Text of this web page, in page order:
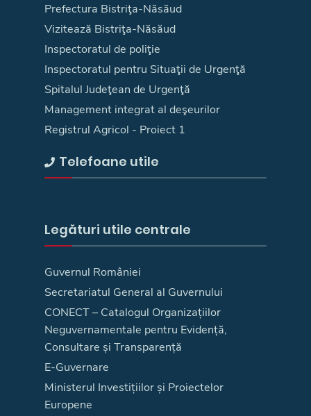
Prefectura Bistriţa-Năsăud
Vizitează Bistriţa-Năsăud
Inspectoratul de poliţie
Inspectoratul pentru Situaţii de Urgenţă
Spitalul Judeţean de Urgenţă
Management integrat al deşeurilor
Registrul Agricol - Proiect 1
Telefoane utile
Legături utile centrale
Guvernul României
Secretariatul General al Guvernului
CONECT – Catalogul Organizațiilor
Neguvernamentale pentru Evidență,
Consultare și Transparență
E-Guvernare
Ministerul Investițiilor și Proiectelor
Europene